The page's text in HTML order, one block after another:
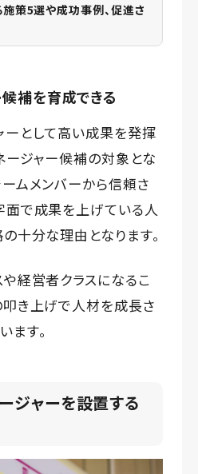
策5選や成功事例、促進さ
補を育成できる
ーとして高い成果を発揮
ージャー候補の対象とな
ムメンバーから信頼さ
面で成果を上げている人
十分な理由となります。
や経営者クラスになるこ
叩き上げで人材を成長さ
ます。
ジャーを設置する